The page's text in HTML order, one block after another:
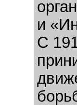
и
С